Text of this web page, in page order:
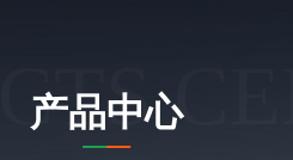
产品中心